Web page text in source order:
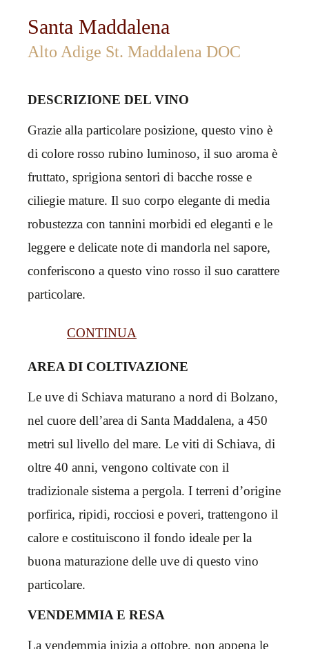
Santa Maddalena
Alto Adige St. Maddalena DOC
DESCRIZIONE DEL VINO
Grazie alla particolare posizione, questo vino è
di colore rosso rubino luminoso, il suo aroma è
fruttato, sprigiona sentori di bacche rosse e
ciliegie mature. Il suo corpo elegante di media
robustezza con tannini morbidi ed eleganti e le
leggere e delicate note di mandorla nel sapore,
conferiscono a questo vino rosso il suo carattere
particolare.
CONTINUA
AREA DI COLTIVAZIONE
Le uve di Schiava maturano a nord di Bolzano,
nel cuore dell’area di Santa Maddalena, a 450
metri sul livello del mare. Le viti di Schiava, di
oltre 40 anni, vengono coltivate con il
tradizionale sistema a pergola. I terreni d’origine
porfirica, ripidi, rocciosi e poveri, trattengono il
calore e costituiscono il fondo ideale per la
buona maturazione delle uve di questo vino
particolare.
VENDEMMIA E RESA
La vendemmia inizia a ottobre, non appena le